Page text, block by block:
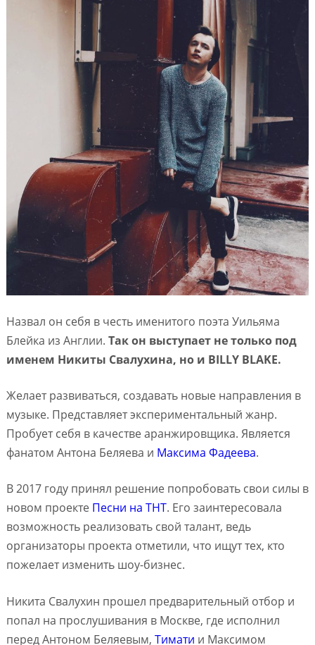
Назвал он себя в честь именитого поэта Уильяма
Блейка из Англии. Так он выступает не только под
именем Никиты Свалухина, но и BILLY BLAKE.
Желает развиваться, создавать новые направления в
музыке. Представляет экспериментальный жанр.
Пробует себя в качестве аранжировщика. Является
фанатом Антона Беляева и Максима Фадеева.
В 2017 году принял решение попробовать свои силы в
новом проекте Песни на ТНТ. Его заинтересовала
возможность реализовать свой талант, ведь
организаторы проекта отметили, что ищут тех, кто
пожелает изменить шоу-бизнес.
Никита Свалухин прошел предварительный отбор и
попал на прослушивания в Москве, где исполнил
перед Антоном Беляевым, Тимати и Максимом